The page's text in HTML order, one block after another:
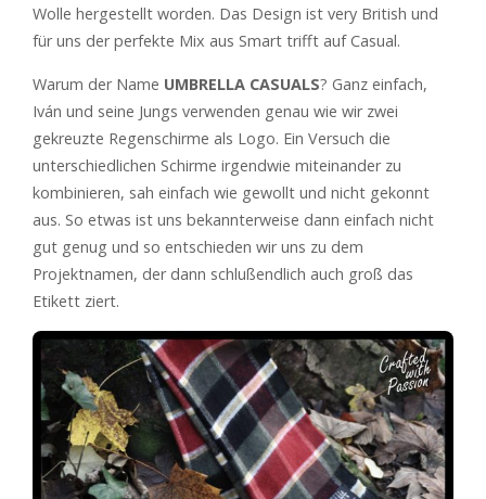
Wolle hergestellt worden. Das Design ist very British und
für uns der perfekte Mix aus Smart trifft auf Casual.
Warum der Name UMBRELLA CASUALS? Ganz einfach,
Iván und seine Jungs verwenden genau wie wir zwei
gekreuzte Regenschirme als Logo. Ein Versuch die
unterschiedlichen Schirme irgendwie miteinander zu
kombinieren, sah einfach wie gewollt und nicht gekonnt
aus. So etwas ist uns bekannterweise dann einfach nicht
gut genug und so entschieden wir uns zu dem
Projektnamen, der dann schlußendlich auch groß das
Etikett ziert.